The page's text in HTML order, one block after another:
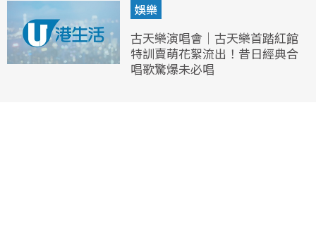
娛樂
古天樂演唱會｜古天樂首踏紅館
特訓賣萌花絮流出！昔日經典合
唱歌驚爆未必唱